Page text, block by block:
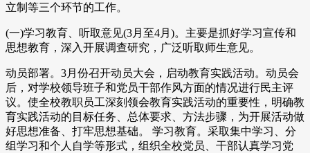
立制等三个环节的工作。
(一)学习教育、听取意见(3月至4月)。主要是抓好学习宣传和
思想教育，深入开展调查研究，广泛听取师生意见。
动员部署。3月份召开动员大会，启动教育实践活动。动员会
后，对学校领导班子和党员干部作风方面的情况进行民主评
议。使全校教职员工深刻领会教育实践活动的重要性，明确教
育实践活动的目标任务、总体要求、方法步骤，为开展活动做
好思想准备、打牢思想基础。 学习教育。采取集中学习、分
组学习和个人自学等形式，组织全校党员、干部认真学习党